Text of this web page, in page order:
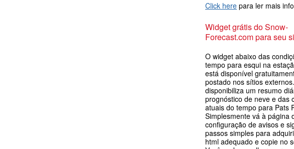
Click here para ler mais
Widget grátis do Snow-
Forecast.com para seu
O widget abaixo das
tempo para esqui na
está disponível
postado nos sítios
disponibiliza um resumo
prognóstico de neve e das
atuais do tempo para Pats
Simplesmente vá à página
configuração de avisos e
passos simples para
html adequado e copie no